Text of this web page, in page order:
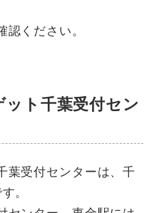
ください。
ト千葉受付セン
葉受付センターは、千
。